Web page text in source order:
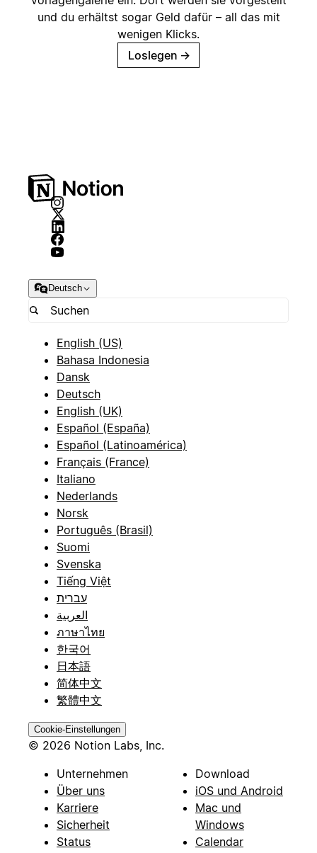
und du erhältst sogar Geld dafür – all das mit
wenigen Klicks.
Loslegen →
Deutsch
English (US)
Bahasa Indonesia
Dansk
Deutsch
English (UK)
Español (España)
Español (Latinoamérica)
Français (France)
Italiano
Nederlands
Norsk
Português (Brasil)
Suomi
Svenska
Tiếng Việt
עברית
العربية
ภาษาไทย
한국어
日本語
简体中文
繁體中文
Cookie-Einstellungen
© 2026 Notion Labs, Inc.
Unternehmen
Über uns
Karriere
Sicherheit
Status
Download
iOS und Android
Mac und
Windows
Calendar